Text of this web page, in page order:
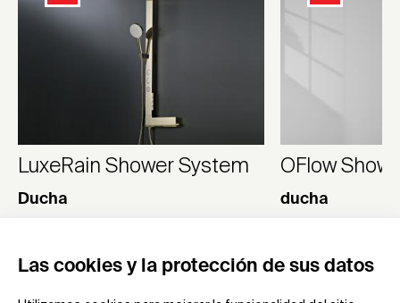
Las cookies y la protección de sus datos
LuxeRain Shower System
Ducha
OFlow
ducha